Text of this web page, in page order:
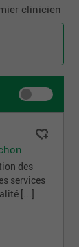
clinicien
des
services
[...]